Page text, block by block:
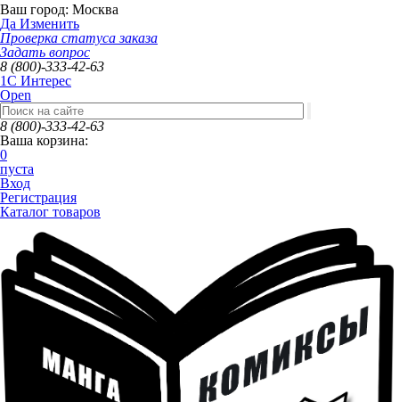
Ваш город: Москва
Да Изменить
Проверка статуса заказа
Задать вопрос
8 (800)-333-42-63
1C Интерес
Open
8 (800)-333-42-63
Ваша корзина:
0
пуста
Вход
Регистрация
Каталог товаров